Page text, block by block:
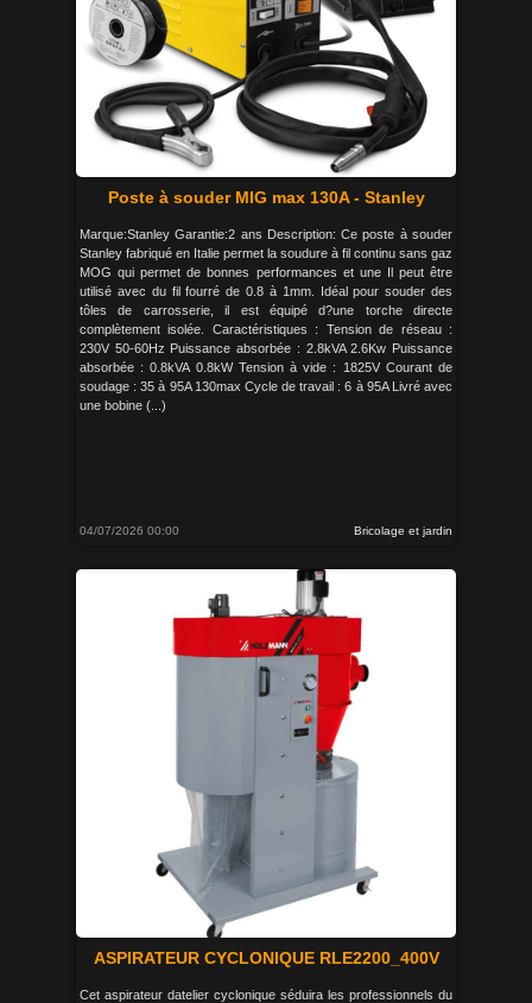
Poste à souder MIG max 130A - Stanley
Marque:Stanley Garantie:2 ans Description: Ce poste à souder
Stanley fabriqué en Italie permet la soudure à fil continu sans gaz
MOG qui permet de bonnes performances et une Il peut être
utilisé avec du fil fourré de 0.8 à 1mm. Idéal pour souder des
tôles de carrosserie, il est équipé d?une torche directe
complètement isolée. Caractéristiques : Tension de réseau :
230V 50-60Hz Puissance absorbée : 2.8kVA 2.6Kw Puissance
absorbée : 0.8kVA 0.8kW Tension à vide : 1825V Courant de
soudage : 35 à 95A 130max Cycle de travail : 6 à 95A Livré avec
une bobine (...)
04/07/2026 00:00 Bricolage et jardin
ASPIRATEUR CYCLONIQUE RLE2200_400V
Cet aspirateur datelier cyclonique séduira les professionnels du